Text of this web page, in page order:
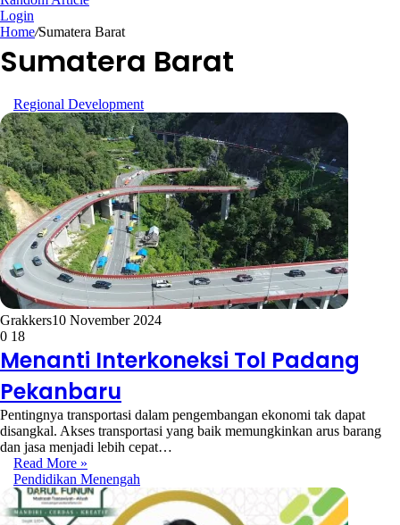
Login
Home/Sumatera Barat
Sumatera Barat
Regional Development
Grakkers10 November 2024
0 18
Menanti Interkoneksi Tol Padang
Pekanbaru
Pentingnya transportasi dalam pengembangan ekonomi tak dapat
disangkal. Akses transportasi yang baik memungkinkan arus barang
dan jasa menjadi lebih cepat…
Read More »
Pendidikan Menengah